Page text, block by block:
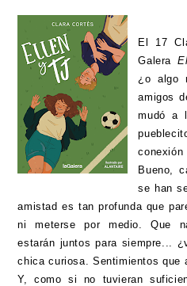
El 17
Galera
¿o algo
amigos
mudó a
Bueno,
se han
amistad es tan profunda que
ni meterse por medio. Que
estarán juntos para siempre...
chica curiosa. Sentimientos que
Y, como si no tuvieran